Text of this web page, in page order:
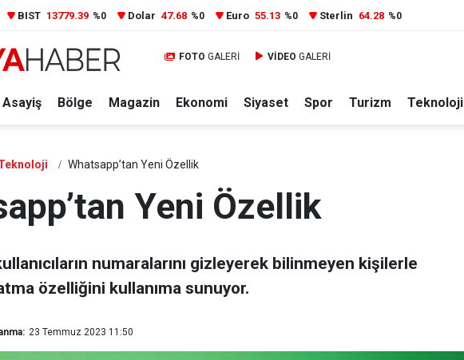
BIST 13779.39 %0 Dolar 47.68 %0 Euro 55.13 %0 Sterlin 64.28 %0
FOTO GALERİ VİDEO GALERİ
Asayiş Bölge Magazin Ekonomi Siyaset Spor Turizm Teknoloji
Whatsapp’tan Yeni Özellik
Yeni Özellik
numaralarını gizleyerek bilinmeyen kişilerle
özelliğini kullanıma sunuyor.
23 Temmuz 2023 11:50